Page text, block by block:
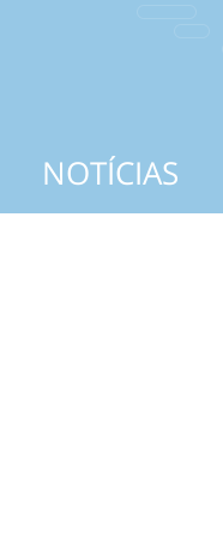
NOTÍCIAS